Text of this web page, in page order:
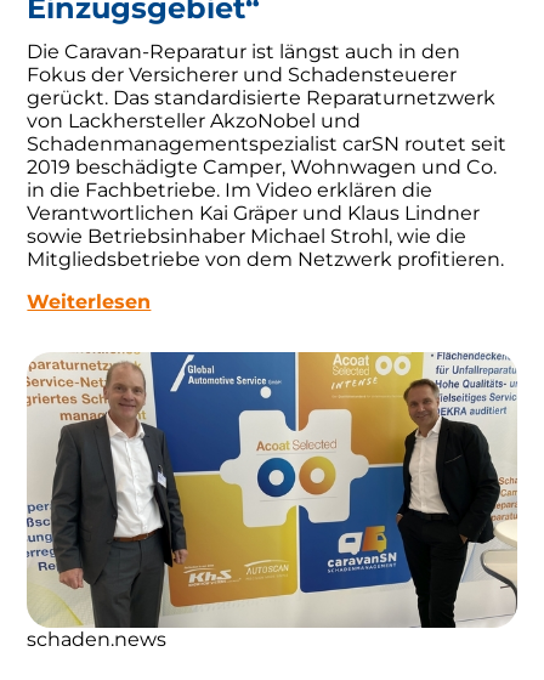
Einzugsgebiet“
Die Caravan-Reparatur ist längst auch in den
Fokus der Versicherer und Schadensteuerer
gerückt. Das standardisierte Reparaturnetzwerk
von Lackhersteller AkzoNobel und
Schadenmanagementspezialist carSN routet seit
2019 beschädigte Camper, Wohnwagen und Co.
in die Fachbetriebe. Im Video erklären die
Verantwortlichen Kai Gräper und Klaus Lindner
sowie Betriebsinhaber Michael Strohl, wie die
Mitgliedsbetriebe von dem Netzwerk profitieren.
Weiterlesen
schaden.news